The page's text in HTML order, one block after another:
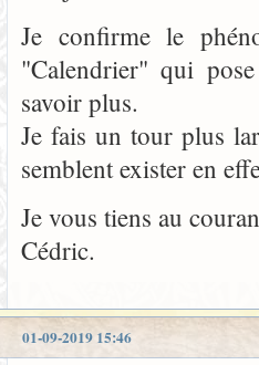
Je confirme le
"Calendrier" qui
savoir plus.
Je fais un tour plus
semblent exister en
Je vous tiens au
Cédric.
01-09-2019 15:46